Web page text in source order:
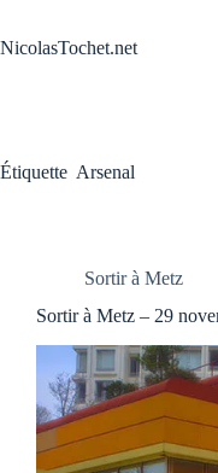
contenu
NicolasTochet.net
Étiquette Arsenal
Sortir à Metz
Sortir à Metz – 29